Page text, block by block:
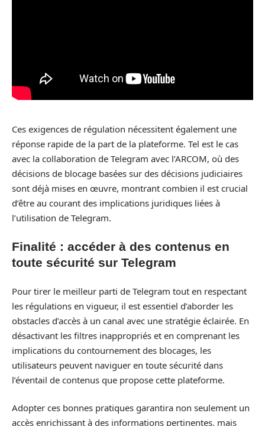
Ces exigences de régulation nécessitent également une
réponse rapide de la part de la plateforme. Tel est le cas
avec la collaboration de Telegram avec l’ARCOM, où des
décisions de blocage basées sur des décisions judiciaires
sont déjà mises en œuvre, montrant combien il est crucial
d’être au courant des implications juridiques liées à
l’utilisation de Telegram.
Finalité : accéder à des contenus en
toute sécurité sur Telegram
Pour tirer le meilleur parti de Telegram tout en respectant
les régulations en vigueur, il est essentiel d’aborder les
obstacles d’accès à un canal avec une stratégie éclairée. En
désactivant les filtres inappropriés et en comprenant les
implications du contournement des blocages, les
utilisateurs peuvent naviguer en toute sécurité dans
l’éventail de contenus que propose cette plateforme.
Adopter ces bonnes pratiques garantira non seulement un
accès enrichissant à des informations pertinentes, mais